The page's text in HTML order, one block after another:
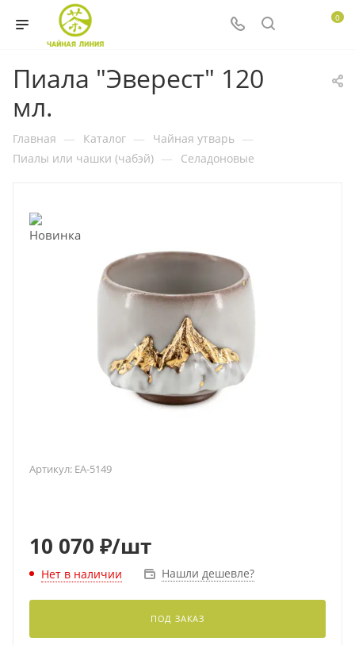
0
Пиала "Эверест" 120
мл.
Главная — Каталог — Чайная утварь —
Пиалы или чашки (чабэй) — Селадоновые
Артикул: EA-5149
10 070 ₽/шт
Нет в наличии Нашли дешевле?
ПОД ЗАКАЗ